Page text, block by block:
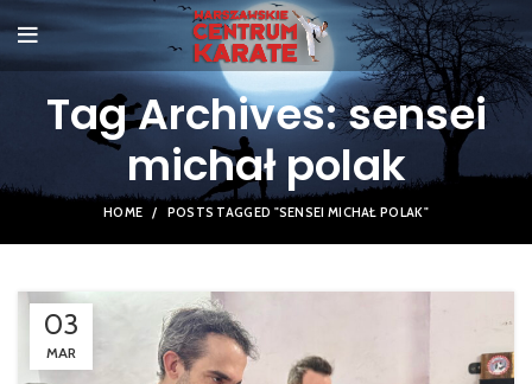
Tag Archives: sensei
michał polak
HOME POSTS TAGGED "SENSEI MICHAŁ POLAK"
03
MAR